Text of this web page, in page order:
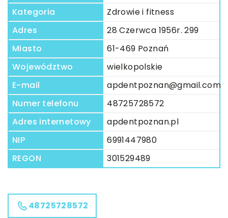
Kategoria
Zdrowie i fitness
Adres
28 Czerwca 1956r. 299
Miasto
61-469 Poznań
Województwo
wielkopolskie
E-mail
apdentpoznan@gmail.com
Numer telefonu
48725728572
Adres internetowy
apdentpoznan.pl
NIP
6991447980
REGON
301529489
48725728572